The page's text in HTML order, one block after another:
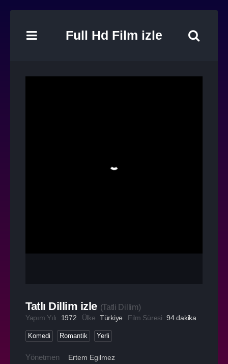
Full Hd Film izle
Tatlı Dillim izle (Tatli Dillim)
Yapım Yılı 1972 Ülke Türkiye Film Süresi 94 dakika
Komedi Romantik Yerli
Yönetmen Ertem Egilmez